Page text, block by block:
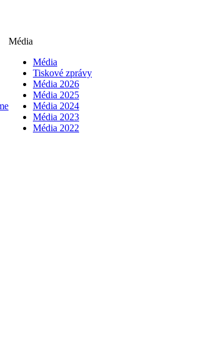
Média
Média
Tiskové zprávy
Média 2026
Média 2025
Média 2024
Média 2023
Média 2022